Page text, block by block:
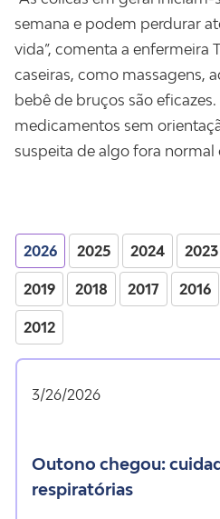
semana e podem perdurar
vida”, comenta a enfermeira
caseiras, como massagens,
bebê de bruços são
medicamentos sem
suspeita de algo fora
2026 2025 2024 2023
2019 2018 2017 2016
2012
3/26/2026
outono chegou: cuidado com as doenças
respiratórias